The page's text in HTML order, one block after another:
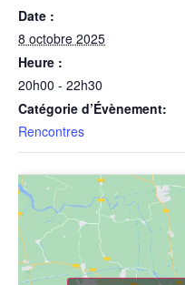
Date :
8 octobre 2025
Heure :
20h00 - 22h30
Catégorie d’Évènement:
Rencontres